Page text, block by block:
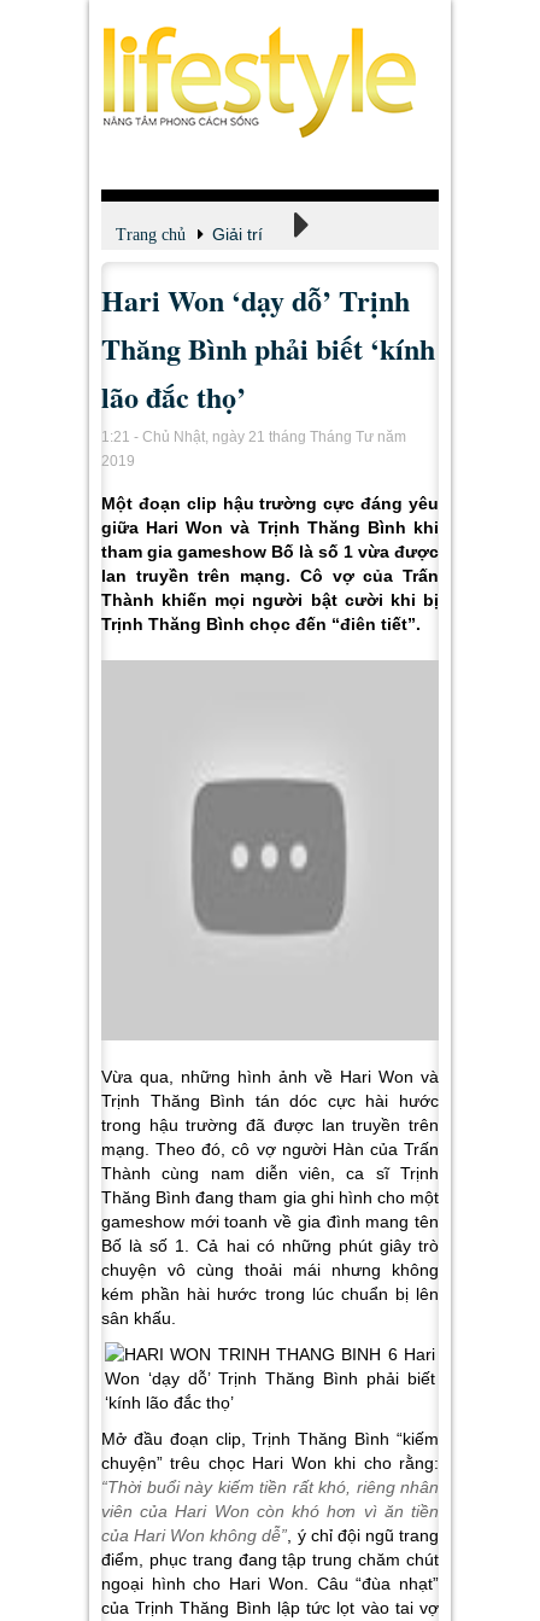
Trang chủ Giải trí
Xem - Nghe - Đọc
Hari Won ‘dạy dỗ’ Trịnh
Thăng Bình phải biết ‘kính
lão đắc thọ’
1:21 - Chủ Nhật, ngày 21 tháng Tháng Tư năm
2019
Một đoạn clip hậu trường cực đáng yêu
giữa Hari Won và Trịnh Thăng Bình khi
tham gia gameshow Bố là số 1 vừa được
lan truyền trên mạng. Cô vợ của Trấn
Thành khiến mọi người bật cười khi bị
Trịnh Thăng Bình chọc đến “điên tiết”.
Vừa qua, những hình ảnh về Hari Won và
Trịnh Thăng Bình tán dóc cực hài hước
trong hậu trường đã được lan truyền trên
mạng. Theo đó, cô vợ người Hàn của Trấn
Thành cùng nam diễn viên, ca sĩ Trịnh
Thăng Bình đang tham gia ghi hình cho một
gameshow mới toanh về gia đình mang tên
Bố là số 1. Cả hai có những phút giây trò
chuyện vô cùng thoải mái nhưng không
kém phần hài hước trong lúc chuẩn bị lên
sân khấu.
Mở đầu đoạn clip, Trịnh Thăng Bình “kiếm
chuyện” trêu chọc Hari Won khi cho rằng:
“Thời buổi này kiếm tiền rất khó, riêng nhân
viên của Hari Won còn khó hơn vì ăn tiền
của Hari Won không dễ” , ý chỉ đội ngũ trang
điểm, phục trang đang tập trung chăm chút
ngoại hình cho Hari Won. Câu “đùa nhạt”
của Trịnh Thăng Bình lập tức lọt vào tai vợ